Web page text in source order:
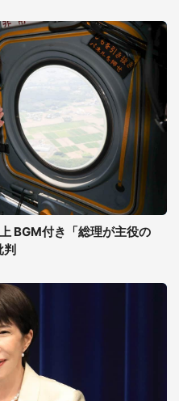
BGM付き「総理が主役の
判